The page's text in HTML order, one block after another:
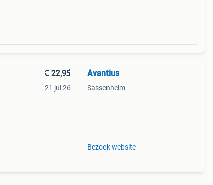
€ 22,95
21 jul 26
Avantius
Sassenheim
Bezoek website